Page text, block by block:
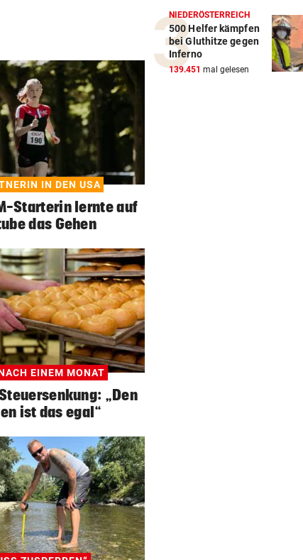
IN DEN USA
Starterin lernte auf
das Gehen
EINEM MONAT
„Den
ist das egal“
NIEDERÖSTERREICH
500 Helfer kämpfen
bei Gluthitze gegen
Inferno
139.451 mal gelesen